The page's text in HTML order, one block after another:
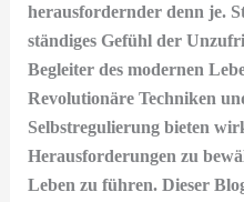
herausfordernder denn je.
ständiges Gefühl der
Begleiter des modernen
Revolutionäre Techniken
Selbstregulierung bieten
Herausforderungen zu
Leben zu führen. Dieser